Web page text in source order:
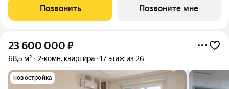
расположение 20 минут пешком до станции метро
«Пятницкое шоссе». 8 минут на автомобиле до
Позвонить Позвоните мне
23 600 000 ₽
68,5 м² 2-комн. квартира 17 этаж из 26
новостройка